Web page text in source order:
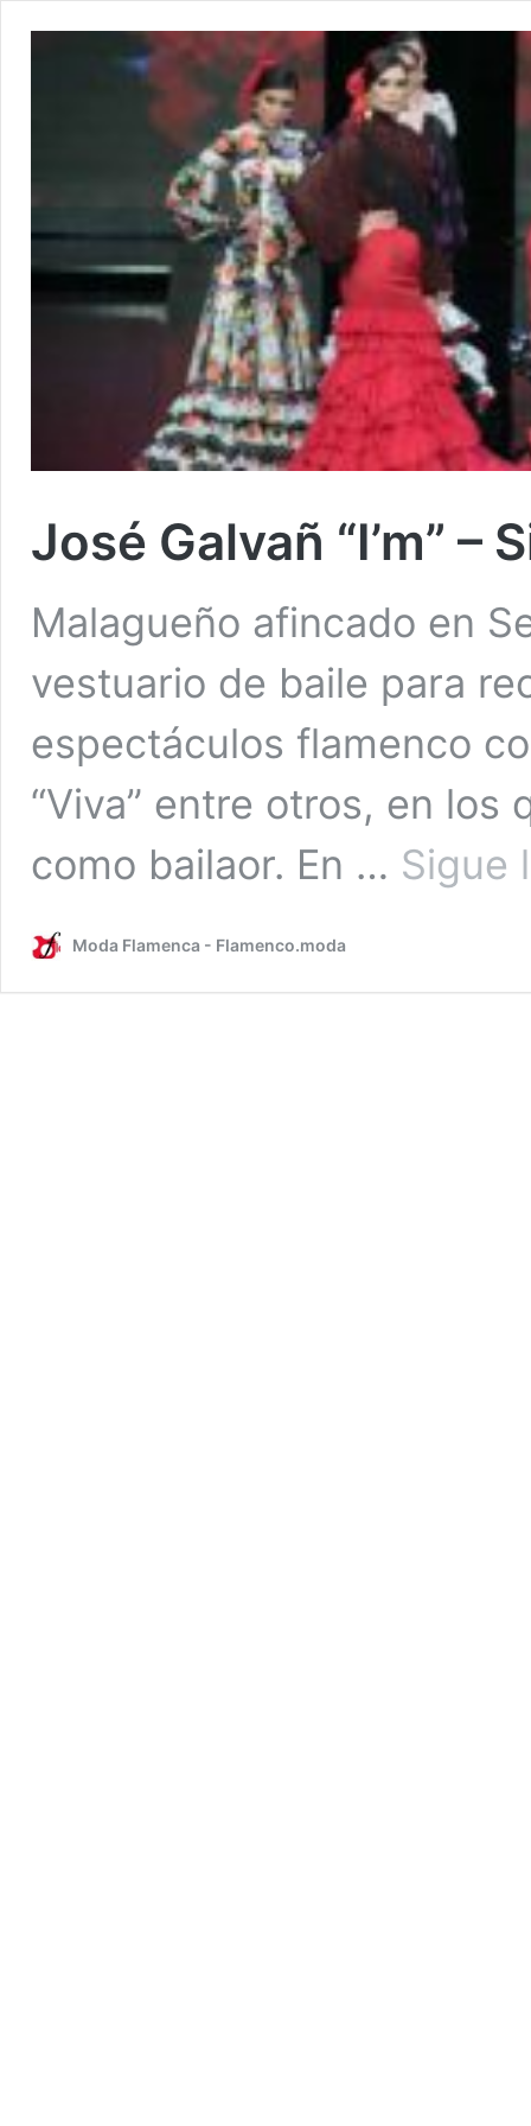
José Galvañ “I’m” –
Malagueño afincado en
vestuario de baile para
espectáculos flamenco
“Viva” entre otros, en
como bailaor. En … Sigue
Moda Flamenca - Flamenco.moda